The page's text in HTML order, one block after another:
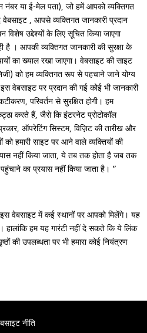
या ई-मेल पता), जो हमें आपको व्यक्तिगत
, आपसे व्यक्तिगत जानकारी प्रदान
उद्देश्यों के लिए सूचित किया जाएगा
है । आपकी व्यक्तिगत जानकारी की सुरक्षा के
का ख्याल रखा जाएगा। वेबसाइट की साइट
को हम व्यक्तिगत रूप से पहचाने जाने योग्य
वेबसाइट पर प्रदान की गई कोई भी जानकारी
परिवर्तन से सुरक्षित होगी। हम
करते हैं, जैसे कि इंटरनेट प्रोटोकॉल
ऑपरेटिंग सिस्टम, विज़िट की तारीख और
हमारी साइट पर आने वाले व्यक्तियों की
नहीं किया जाता, ये तब तक होता है जब तक
का प्रयास नहीं किया जाता है। ”
इस वेबसाइट में कई स्थानों पर आपको मिलेंगे। यह
हम यह गारंटी नहीं दे सकते कि ये लिंक
की उपलब्धता पर भी हमारा कोई नियंत्रण
नीति